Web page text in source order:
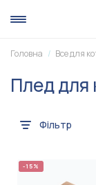
Головна Все для
Плед для
Фільтр
-15%